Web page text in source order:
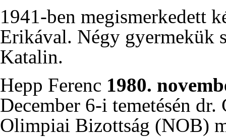
1941-ben megismerkedett
Erikával. Négy gyermekük
Katalin.
Hepp Ferenc 1980.
December 6-i temetésén
Olimpiai Bizottság (NOB)